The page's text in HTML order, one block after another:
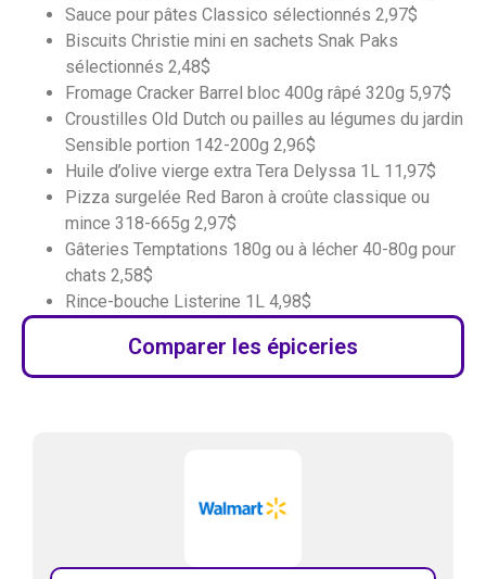
Sauce pour pâtes Classico sélectionnés 2,97$
Biscuits Christie mini en sachets Snak Paks
sélectionnés 2,48$
Fromage Cracker Barrel bloc 400g râpé 320g 5,97$
Croustilles Old Dutch ou pailles au légumes du jardin
Sensible portion 142-200g 2,96$
Huile d’olive vierge extra Tera Delyssa 1L 11,97$
Pizza surgelée Red Baron à croûte classique ou
mince 318-665g 2,97$
Gâteries Temptations 180g ou à lécher 40-80g pour
chats 2,58$
Rince-bouche Listerine 1L 4,98$
Comparer les épiceries